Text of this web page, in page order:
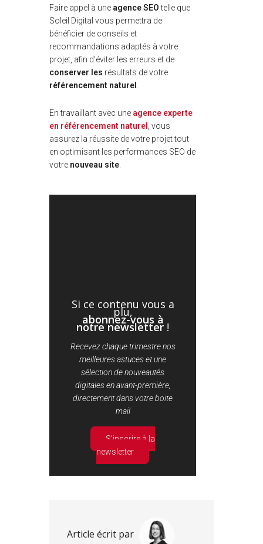
Faire appel à une agence SEOtelle que
Soleil Digital vous permettra de
bénéficier de conseils et
recommandations adaptés à votre
projet, afin d’éviter les erreurs et de
conserver les résultats de votre
référencement naturel
En travaillant avec une agence experte
en référencement naturel
, vous
assurez la réussite de votre projet tout
en optimisant les performances SEO de
votre nouveau site
Si ce contenu vous a
plu,
abonnez-vous à
notre newsletter !
Recevez chaque trimestre nos
meilleures astuces et une
sélection de nouveautés
digitales en avant-première,
directement dans votre boite
mail
S’inscrire à la
newsletter
Article écrit par